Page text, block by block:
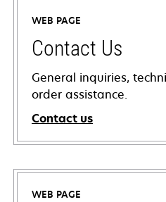
WEB PAGE
Contact Us
General inquiries,
order assistance.
Contact us
WEB PAGE